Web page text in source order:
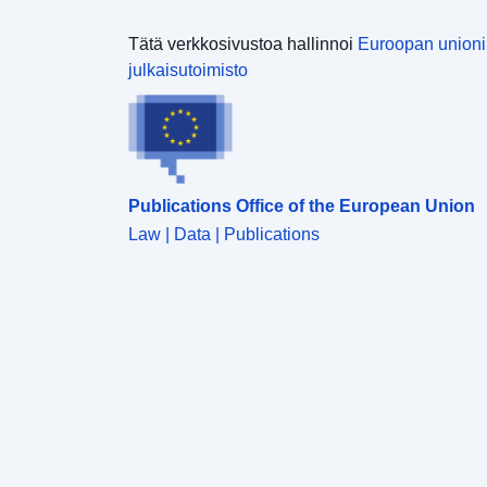
Tätä verkkosivustoa hallinnoi Euroopan
julkaisutoimisto
Publications Office of the European Union
Law | Data | Publications